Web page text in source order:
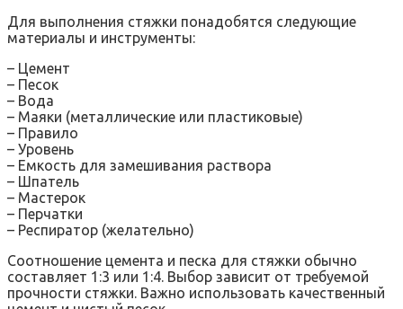
Для выполнения стяжки понадобятся следующие
материалы и инструменты:
– Цемент
– Песок
– Вода
– Маяки (металлические или пластиковые)
– Правило
– Уровень
– Емкость для замешивания раствора
– Шпатель
– Мастерок
– Перчатки
– Респиратор (желательно)
Соотношение цемента и песка для стяжки обычно
составляет 1:3 или 1:4. Выбор зависит от требуемой
прочности стяжки. Важно использовать качественный